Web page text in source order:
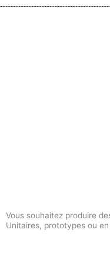
Vous souhaitez produire
Unitaires, prototypes ou en